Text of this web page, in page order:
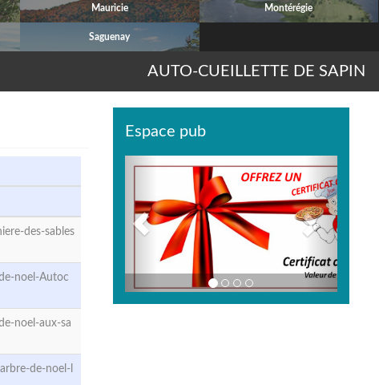
Mauricie Montérégie
Saguenay
AUTO-CUEILLETTE DE SAPIN
des-sables
noel-Autoc
noel-aux-sa
de-noel-l
Espace pub
Previous
Next